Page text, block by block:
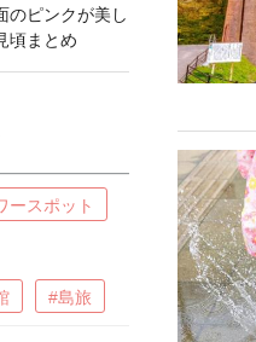
のピンクが美し
頃まとめ
ースポット
#島旅